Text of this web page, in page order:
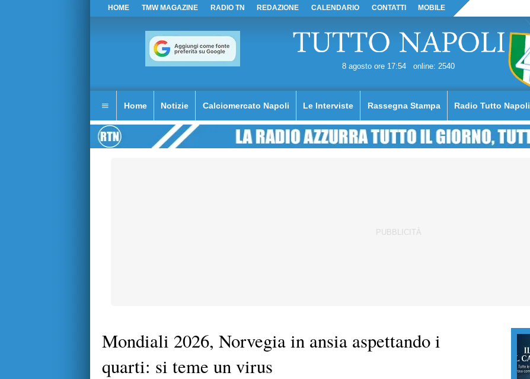
HOME TMW MAGAZINE RADIO TN REDAZIONE CALENDARIO CONTATTI MOBILE
8 agosto ore 17:54 online: 2540
Home Notizie Calciomercato Napoli Le Interviste Rassegna Stampa Radio Tutto Napoli
Mondiali 2026, Norvegia in ansia aspettando i
quarti: si teme un virus